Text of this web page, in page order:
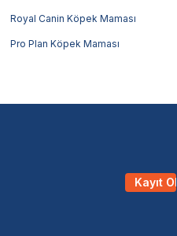
Royal Canin Köpek Maması
Pro Plan Köpek Maması
Kayıt Ol